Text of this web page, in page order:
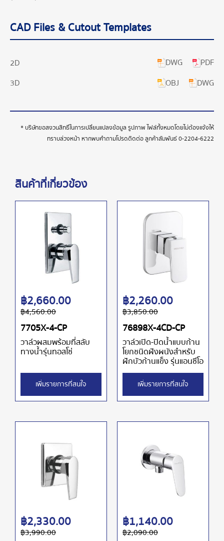
CAD Files & Cutout Templates
2D DWG
PDF
3D
OBJ DWG
* บริษัทขอสงวนสิทธิ์ในการเปลี่ยนแปลงข้อมูล รูปภาพ ไฟล์ทั้งหมดโดยไม่ต้องแจ้งให้
ทราบล่วงหน้า หากพบคำถามโปรดติดต่อ ลูกค้าสัมพันธ์0-2204-6222
สินค้าที่เกี่ยวข้อง
7705X-4-CP
วาล์วผสมพร้อมที่สลับ
ทางน้ำรุ่นทอสโซ่
฿4,560.00
฿2,660.00
เพิ่มรายการที่สนใจ
76898X-4CD-CP
วาล์วเปิด-ปิดน้ำแบบก้าน
โยกชนิดฝังผนังสำหรับ
ฝักบัวก้านแข็ง รุ่นแอนซีโอ
฿3,850.00
฿2,260.00
เพิ่มรายการที่สนใจ
฿3,990.00
฿2,330.00
฿2,090.00
฿1,140.00